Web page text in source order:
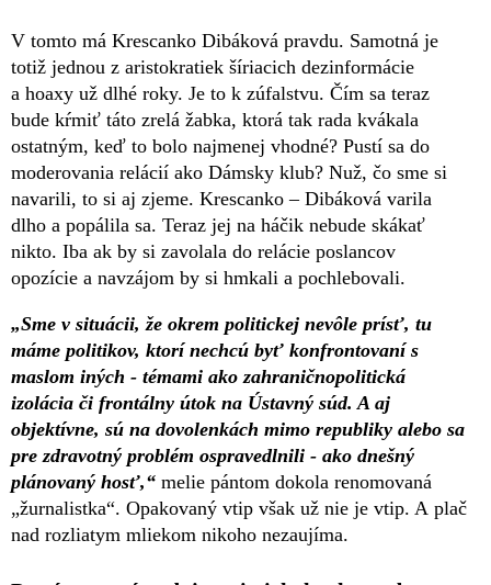
V tomto má Krescanko Dibáková pravdu. Samotná je
totiž jednou z aristokratiek šíriacich dezinformácie
a hoaxy už dlhé roky. Je to k zúfalstvu. Čím sa teraz
bude kŕmiť táto zrelá žabka, ktorá tak rada kvákala
ostatným, keď to bolo najmenej vhodné? Pustí sa do
moderovania relácií ako Dámsky klub? Nuž, čo sme si
navarili, to si aj zjeme. Krescanko – Dibáková varila
dlho a popálila sa. Teraz jej na háčik nebude skákať
nikto. Iba ak by si zavolala do relácie poslancov
opozície a navzájom by si hmkali a pochlebovali.
„Sme v situácii, že okrem politickej nevôle prísť, tu
máme politikov, ktorí nechcú byť konfrontovaní s
maslom iných - témami ako zahraničnopolitická
izolácia či frontálny útok na Ústavný súd. A aj
objektívne, sú na dovolenkách mimo republiky alebo sa
pre zdravotný problém ospravedlnili - ako dnešný
plánovaný hosť,“ melie pántom dokola renomovaná
„žurnalistka“. Opakovaný vtip však už nie je vtip. A plač
nad rozliatym mliekom nikoho nezaujíma.